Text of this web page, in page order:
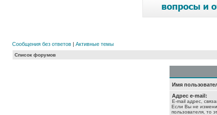
Сообщения без ответов | Активные темы
Список форумов
Имя
Адрес e-mail:
E-mail адрес,
Если Вы не
пользователя, то